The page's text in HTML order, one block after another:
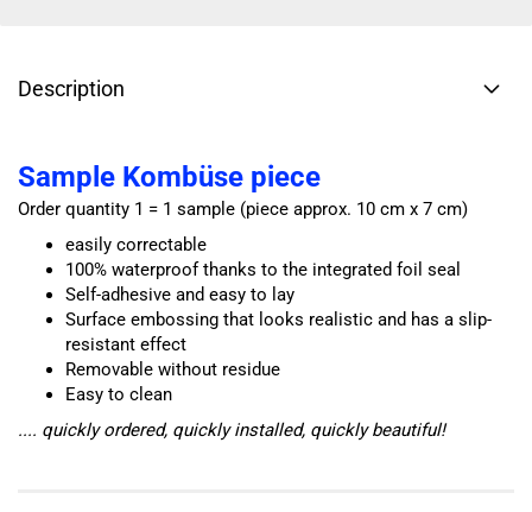
Description
Sample Kombüse piece
Order quantity 1 = 1 sample (piece approx. 10 cm x 7 cm)
easily correctable
100% waterproof thanks to the integrated foil seal
Self-adhesive and easy to lay
Surface embossing that looks realistic and has a slip-
resistant effect
Removable without residue
Easy to clean
.... quickly ordered, quickly installed, quickly beautiful!